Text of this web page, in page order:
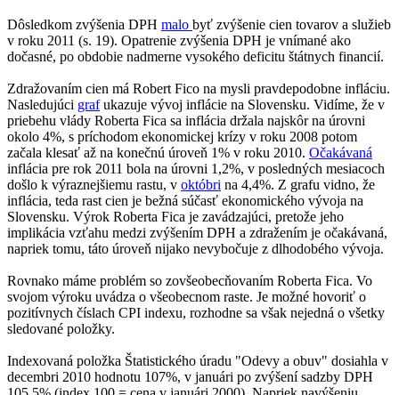
Dôsledkom zvýšenia DPH malo byť zvýšenie cien tovarov a služieb
v roku 2011 (s. 19). Opatrenie zvýšenia DPH je vnímané ako
dočasné, po obdobie nadmerne vysokého deficitu štátnych financií.
Zdražovaním cien má Robert Fico na mysli pravdepodobne infláciu.
Nasledujúci grafukazuje vývoj inflácie na Slovensku. Vidíme, že v
priebehu vlády Roberta Fica sa inflácia držala najskôr na úrovni
okolo 4%, s príchodom ekonomickej krízy v roku 2008 potom
začala klesať až na konečnú úroveň 1% v roku 2010. Očakávaná
inflácia pre rok 2011 bola na úrovni 1,2%, v posledných mesiacoch
došlo k výraznejšiemu rastu, v októbri na 4,4%. Z grafu vidno, že
inflácia, teda rast cien je bežná súčasť ekonomického vývoja na
Slovensku. Výrok Roberta Fica je zavádzajúci, pretože jeho
implikácia vzťahu medzi zvýšením DPH a zdražením je očakávaná,
napriek tomu, táto úroveň nijako nevybočuje z dlhodobého vývoja.
Rovnako máme problém so zovšeobecňovaním Roberta Fica. Vo
svojom výroku uvádza o všeobecnom raste. Je možné hovoriť o
pozitívnych číslach CPI indexu, rozhodne sa však nejedná o všetky
sledované položky.
Indexovaná položka Štatistického úradu "Odevy a obuv" dosiahla v
decembri 2010 hodnotu 107%, v januári po zvýšení sadzby DPH